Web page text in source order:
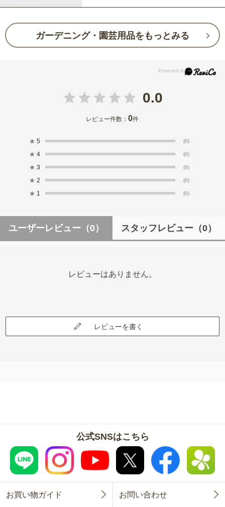
ガーデニング・園芸用品をもっとみる
0.0
レビュー件数：0件
★ 5 (0)
★ 4 (0)
★ 3 (0)
★ 2 (0)
★ 1 (0)
ユーザーレビュー （0） スタッフレビュー （0）
レビューはありません。
レビューを書く
公式SNSはこちら
お買い物ガイド お問い合わせ